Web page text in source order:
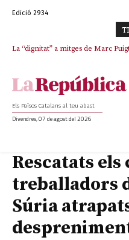
Edició 2934
La “dignitat” a mitges de Marc
Els Països Catalans al teu abast
Divendres, 07 de agost del 2026
Rescatats els
treballadors
Súria